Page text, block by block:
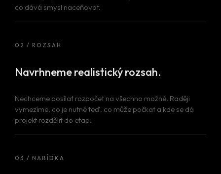
co dává smysl naceňovat.
02 / ROZSAH
Navrhneme realistický rozsah.
Nechceme posílat rozpočet na všechno možné. Raději
vymezíme, co je nutné teď, co může počkat a kde se dá
projekt rozdělit do etap.
03 / NABÍDKA